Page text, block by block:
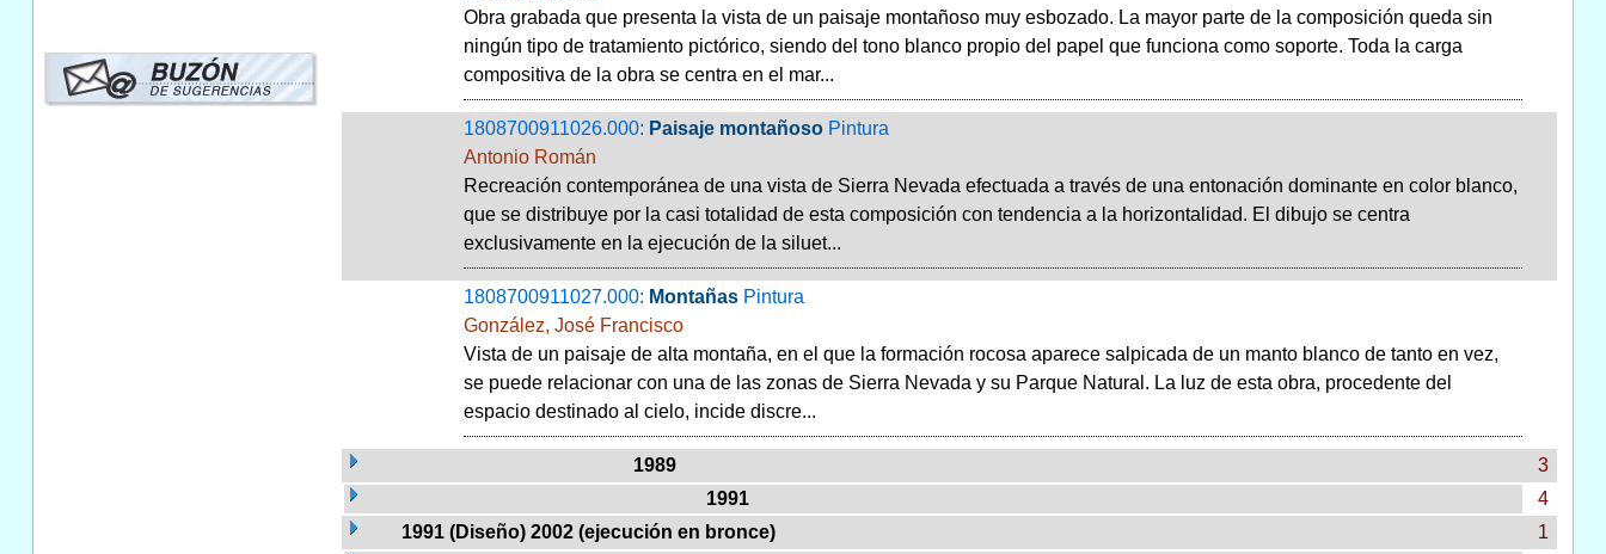
Obra grabada que presenta la vista de un paisaje montañoso muy esbozado. La mayor parte de la composición queda sin
ningún tipo de tratamiento pictórico, siendo del tono blanco propio del papel que funciona como soporte. Toda la carga
compositiva de la obra se centra en el mar...
1808700911026.000: Paisaje montañoso Pintura
Antonio Román
Recreación contemporánea de una vista de Sierra Nevada efectuada a través de una entonación dominante en color blanco,
que se distribuye por la casi totalidad de esta composición con tendencia a la horizontalidad. El dibujo se centra
exclusivamente en la ejecución de la siluet...
1808700911027.000: Montañas Pintura
González, José Francisco
Vista de un paisaje de alta montaña, en el que la formación rocosa aparece salpicada de un manto blanco de tanto en vez,
se puede relacionar con una de las zonas de Sierra Nevada y su Parque Natural. La luz de esta obra, procedente del
espacio destinado al cielo, incide discre...
1989
3
1991
4
1991 (Diseño) 2002 (ejecución en bronce)
1